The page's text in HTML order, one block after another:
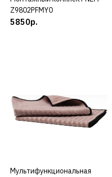
Z9802PFMY0
5850р.
КУПИТЬ
Мультифункциональная